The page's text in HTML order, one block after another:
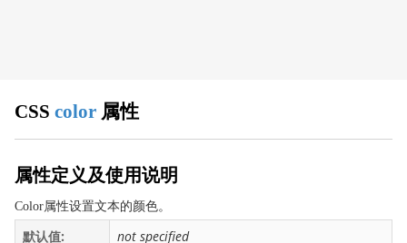
animation-direction
animation-duration
animation-fill-mode
animation-name
CSS color 属性
属性定义及使用说明
Color属性设置文本的颜色。
默认值:
not specified